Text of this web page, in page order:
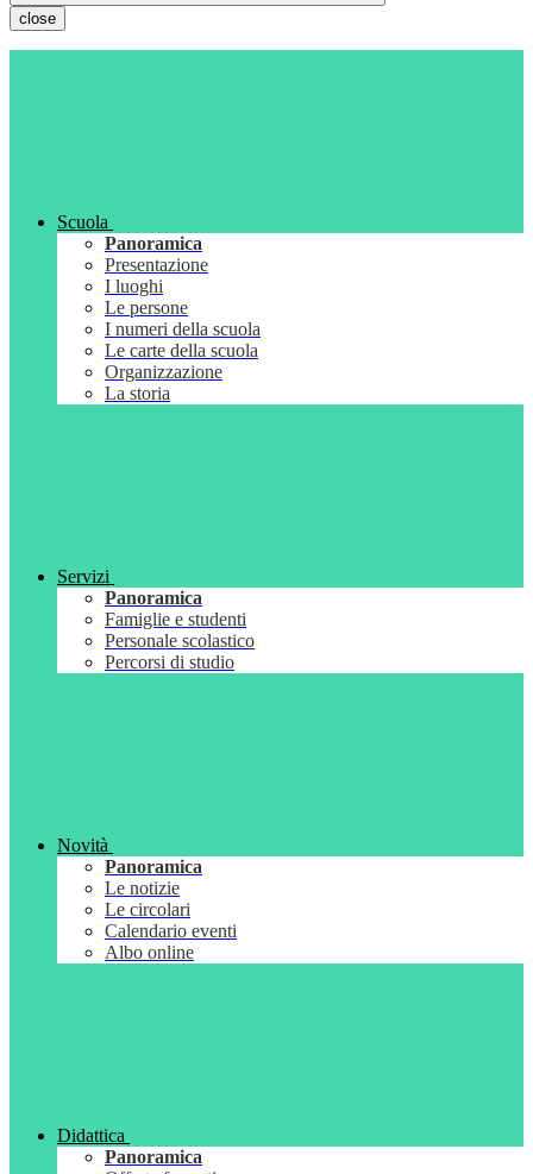
close
Scuola
Panoramica
Presentazione
I luoghi
Le persone
I numeri della scuola
Le carte della scuola
Organizzazione
La storia
Servizi
Panoramica
Famiglie e studenti
Personale scolastico
Percorsi di studio
Novità
Panoramica
Le notizie
Le circolari
Calendario eventi
Albo online
Didattica
Panoramica